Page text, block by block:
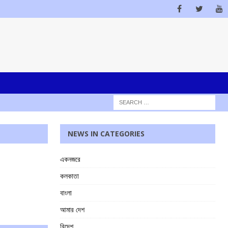
NEWS IN CATEGORIES
একনজরে
কলকাতা
বাংলা
আমার দেশ